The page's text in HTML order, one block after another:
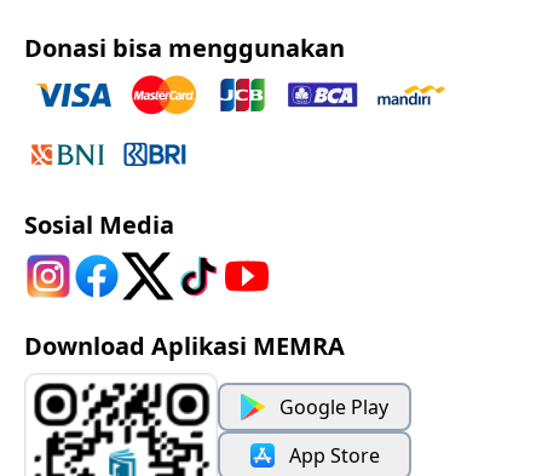
Donasi bisa menggunakan
Sosial Media
Download Aplikasi MEMRA
Google Play
App Store